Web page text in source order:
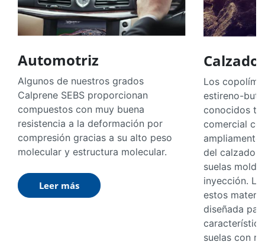
Automotriz
Algunos de nuestros grados
Calprene SEBS proporcionan
compuestos con muy buena
resistencia a la deformación por
compresión gracias a su alto peso
molecular y estructura molecular.
Leer más
Calzado
Los
estireno-
conocidos
comercial
ampliamente
del calzado
suelas
inyección.
estos
diseñada
suelas con